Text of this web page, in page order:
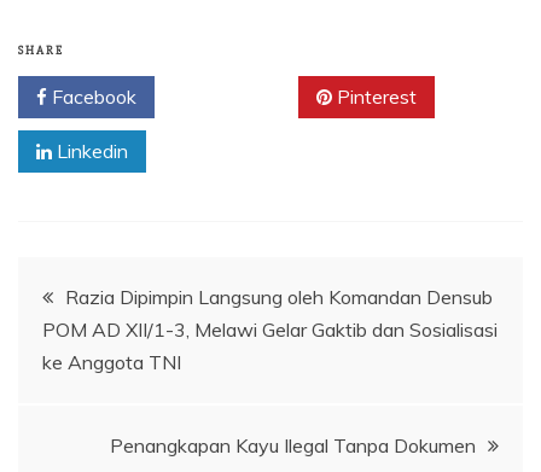
SHARE
Facebook Pinterest
Linkedin
Navigasi
pos
Razia Dipimpin Langsung oleh Komandan Densub
POM AD XII/1-3, Melawi Gelar Gaktib dan Sosialisasi
ke Anggota TNI
Penangkapan Kayu Ilegal Tanpa Dokumen